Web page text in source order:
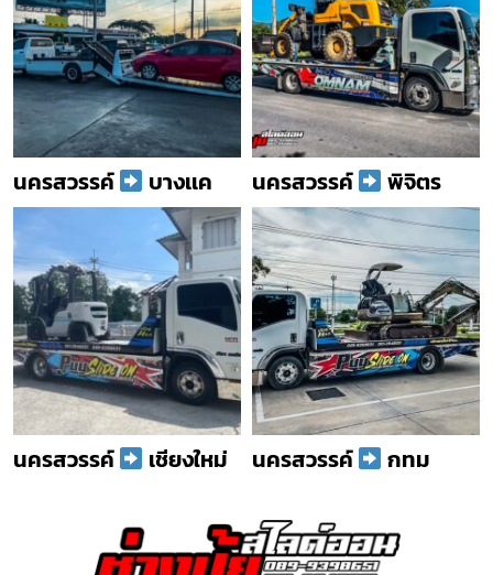
นครสวรรค์ บางเเค นครสวรรค์ พิจิตร
นครสวรรค์ เชียงใหม่ นครสวรรค์ กทม